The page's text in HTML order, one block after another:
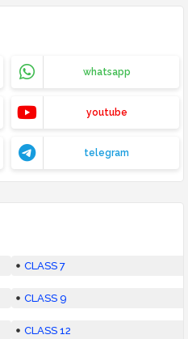
whatsapp
youtube
telegram
CLASS 7
CLASS 9
CLASS 12